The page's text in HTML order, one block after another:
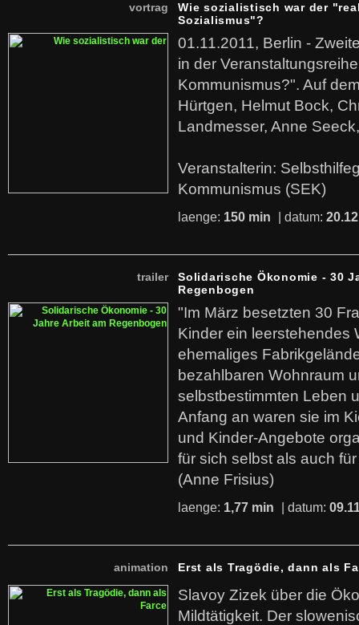
vortrag
Wie sozialistisch war der
Sozialismus"?
01.11.2011, Berlin -
in der
Kommunismus?". Auf
Hürtgen, Helmut Bock,
Landmesser, Anne
Veranstalterin:
Kommunismus (SEK)
laenge: 150 min | datum:
trailer
Solidarische Ökonomie - 30
Regenbogen
"Im März besetzten 30
Kinder ein leerstehendes
ehemaliges
bezahlbaren Wohnraum
selbstbestimmten Leben
Anfang an waren sie im
und Kinder-Angebote
für sich selbst als auch
(Anne Frisius)
laenge: 1,77 min | datum:
animation Erst als Tragödie, dann als
Slavoy Zizek über die
Mildtätigkeit. Der